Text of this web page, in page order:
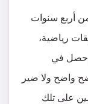
أربع سنوات
رياضية،
حصل في
واضح ولا ضير
على تلك